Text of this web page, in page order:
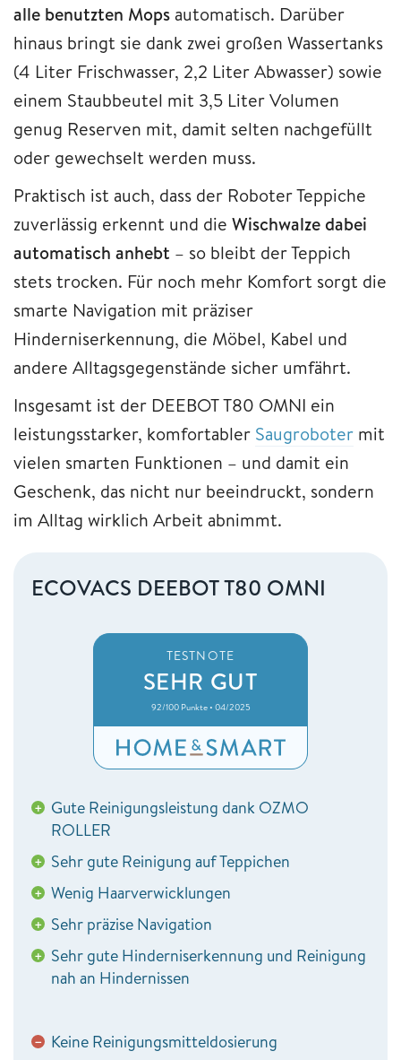
alle benutzten Mops automatisch. Darüber
hinaus bringt sie dank zwei großen Wassertanks
(4 Liter Frischwasser, 2,2 Liter Abwasser) sowie
einem Staubbeutel mit 3,5 Liter Volumen
genug Reserven mit, damit selten nachgefüllt
oder gewechselt werden muss.
Praktisch ist auch, dass der Roboter Teppiche
zuverlässig erkennt und die Wischwalze dabei
automatisch anhebt – so bleibt der Teppich
stets trocken. Für noch mehr Komfort sorgt die
smarte Navigation mit präziser
Hinderniserkennung, die Möbel, Kabel und
andere Alltagsgegenstände sicher umfährt.
Insgesamt ist der DEEBOT T80 OMNI ein
leistungsstarker, komfortabler Saugroboter mit
vielen smarten Funktionen – und damit ein
Geschenk, das nicht nur beeindruckt, sondern
im Alltag wirklich Arbeit abnimmt.
ECOVACS DEEBOT T80 OMNI
TESTNOTE
SEHR GUT
92/100 Punkte • 04/2025
+ Gute Reinigungsleistung dank OZMO
ROLLER
+ Sehr gute Reinigung auf Teppichen
+ Wenig Haarverwicklungen
+ Sehr präzise Navigation
+ Sehr gute Hinderniserkennung und Reinigung
nah an Hindernissen
− Keine Reinigungsmitteldosierung